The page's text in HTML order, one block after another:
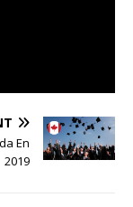
En
2019